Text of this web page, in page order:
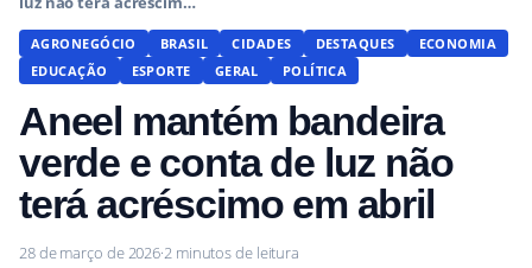
AGRONEGÓCIO BRASIL CIDADES DESTAQUES
ECONOMIA
EDUCAÇÃO
ESPORTE GERAL POLÍTICA
Aneel mantém bandeira
verde e conta de luz não
terá acréscimo em abril
28 de março de 2026·2 minutos de leitura